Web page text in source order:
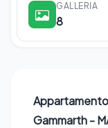
GALLERIA
8
Gammarth -